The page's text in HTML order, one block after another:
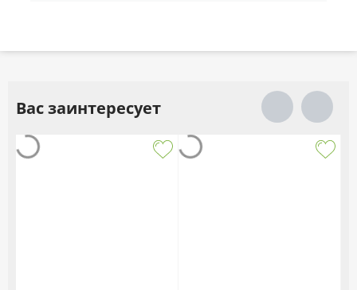
Вас заинтересует